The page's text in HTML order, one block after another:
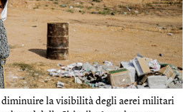
la visibilità degli aerei militari